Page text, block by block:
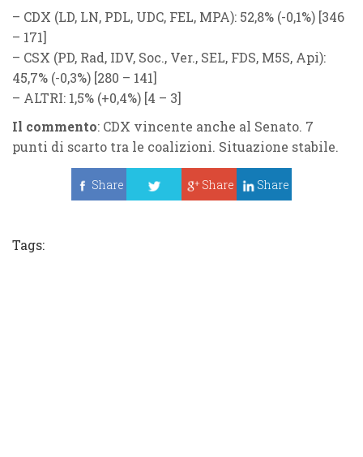
– CDX (LD, LN, PDL, UDC, FEL, MPA): 52,8% (-0,1%) [346
– 171]
– CSX (PD, Rad, IDV, Soc., Ver., SEL, FDS, M5S, Api):
45,7% (-0,3%) [280 – 141]
– ALTRI: 1,5% (+0,4%) [4 – 3]
Il commento: CDX vincente anche al Senato. 7
punti di scarto tra le coalizioni. Situazione stabile.
Share
Share Share
Tags: